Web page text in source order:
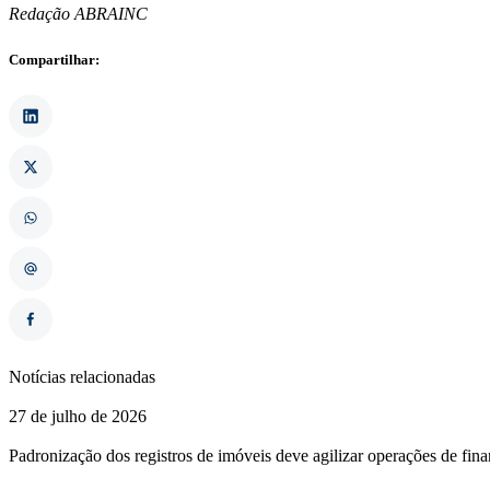
Redação ABRAINC
Compartilhar:
Notícias relacionadas
27 de julho de 2026
Padronização dos registros de imóveis deve agilizar operações de